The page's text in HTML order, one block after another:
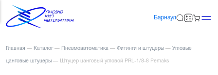
Барнаул
Главная — Каталог — Пневмоавтоматика — Фитинги и штуцеры — Угловые
цанговые штуцеры — Штуцер цанговый угловой PRL-1/8-8 Pemaks